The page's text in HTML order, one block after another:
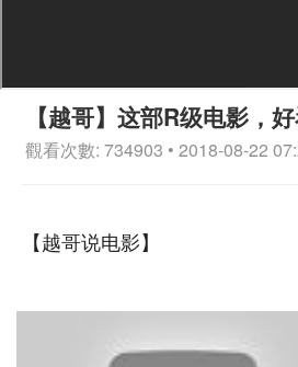
【越哥】这部R级电影，
觀看次數: 734903 • 2018-08-22
【越哥说电影】